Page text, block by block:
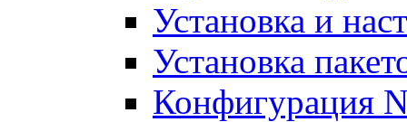
Установка и
Установка
Конфигурация